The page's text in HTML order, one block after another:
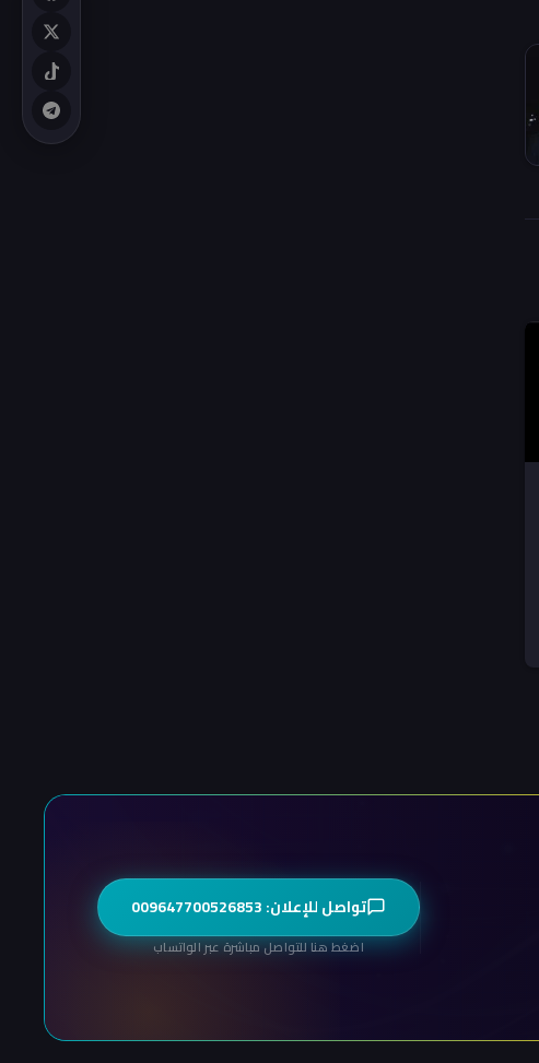
تواصل للإعلان: 009647700526853
اضغط هنا للتواصل مباشرة عبر الواتساب